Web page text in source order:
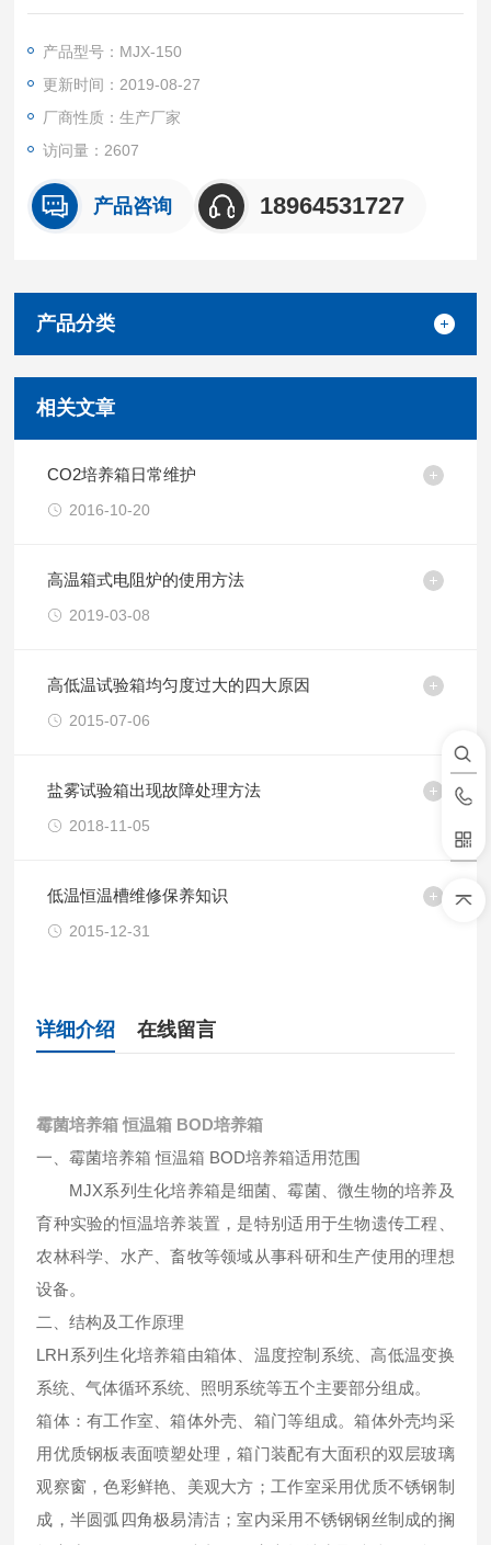
定，细菌、霉菌、微生物的培养、保存、植物栽培、育种实验的
产品型号：MJX-150
更新时间：2019-08-27
厂商性质：生产厂家
访问量：2607
产品咨询 18964531727
产品分类
相关文章
CO2培养箱日常维护
2016-10-20
高温箱式电阻炉的使用方法
2019-03-08
高低温试验箱均匀度过大的四大原因
2015-07-06
盐雾试验箱出现故障处理方法
2018-11-05
低温恒温槽维修保养知识
2015-12-31
详细介绍 在线留言
霉菌培养箱 恒温箱 BOD培养箱
一、霉菌培养箱 恒温箱 BOD培养箱适用范围
MJX系列生化培养箱是细菌、霉菌、微生物的培养及
育种实验的恒温培养装置，是特别适用于生物遗传工程、
农林科学、水产、畜牧等领域从事科研和生产使用的理想
设备。
二、结构及工作原理
LRH系列生化培养箱由箱体、温度控制系统、高低温变换
系统、气体循环系统、照明系统等五个主要部分组成。
箱体：有工作室、箱体外壳、箱门等组成。箱体外壳均采
用优质钢板表面喷塑处理，箱门装配有大面积的双层玻璃
观察窗，色彩鲜艳、美观大方；工作室采用优质不锈钢制
成，半圆弧四角极易清洁；室内采用不锈钢钢丝制成的搁